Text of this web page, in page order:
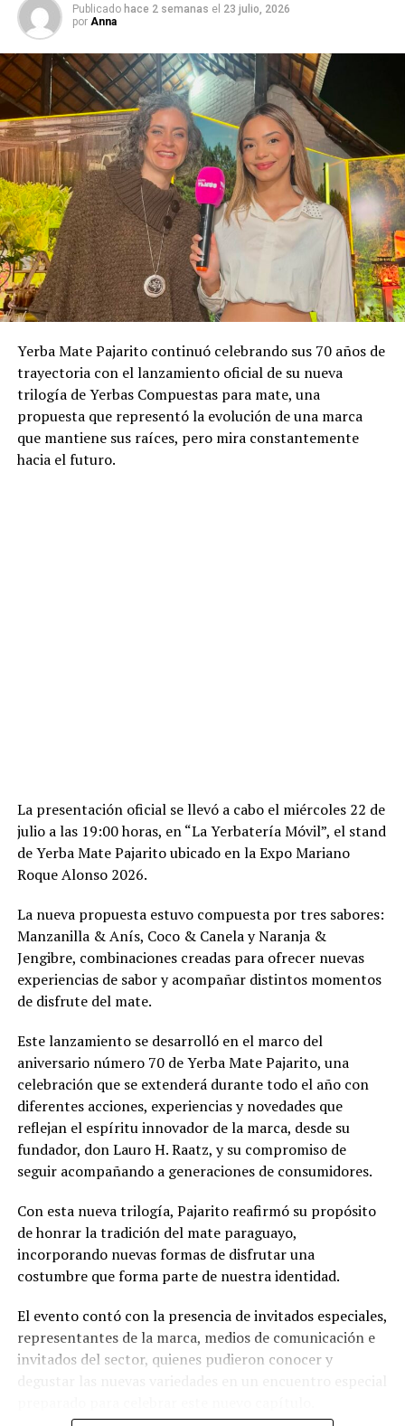
Publicado hace 2 semanas el 23 julio, 2026
por Anna
Yerba Mate Pajarito continuó celebrando sus 70 años de
trayectoria con el lanzamiento oficial de su nueva
trilogía de Yerbas Compuestas para mate, una
propuesta que representó la evolución de una marca
que mantiene sus raíces, pero mira constantemente
hacia el futuro.
La presentación oficial se llevó a cabo el miércoles 22 de
julio a las 19:00 horas, en “La Yerbatería Móvil”, el stand
de Yerba Mate Pajarito ubicado en la Expo Mariano
Roque Alonso 2026.
La nueva propuesta estuvo compuesta por tres sabores:
Manzanilla & Anís, Coco & Canela y Naranja &
Jengibre, combinaciones creadas para ofrecer nuevas
experiencias de sabor y acompañar distintos momentos
de disfrute del mate.
Este lanzamiento se desarrolló en el marco del
aniversario número 70 de Yerba Mate Pajarito, una
celebración que se extenderá durante todo el año con
diferentes acciones, experiencias y novedades que
reflejan el espíritu innovador de la marca, desde su
fundador, don Lauro H. Raatz, y su compromiso de
seguir acompañando a generaciones de consumidores.
Con esta nueva trilogía, Pajarito reafirmó su propósito
de honrar la tradición del mate paraguayo,
incorporando nuevas formas de disfrutar una
costumbre que forma parte de nuestra identidad.
El evento contó con la presencia de invitados especiales,
representantes de la marca, medios de comunicación e
invitados del sector, quienes pudieron conocer y